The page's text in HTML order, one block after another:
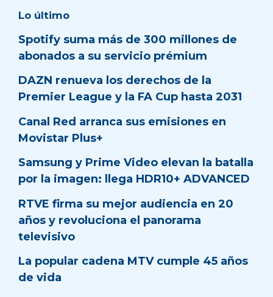
Lo último
Spotify suma más de 300 millones de
abonados a su servicio prémium
DAZN renueva los derechos de la
Premier League y la FA Cup hasta 2031
Canal Red arranca sus emisiones en
Movistar Plus+
Samsung y Prime Video elevan la batalla
por la imagen: llega HDR10+ ADVANCED
RTVE firma su mejor audiencia en 20
años y revoluciona el panorama
televisivo
La popular cadena MTV cumple 45 años
de vida